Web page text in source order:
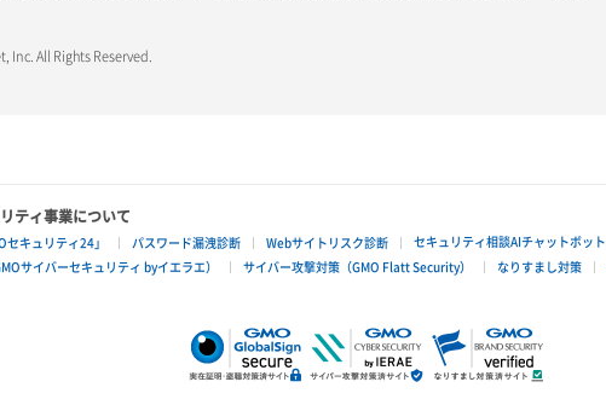
Inc. All Rights Reserved.
ティ事業について
キュリティ24」 パスワード漏洩診断 Webサイトリスク診断
セキュリティ相談AIチャットボット
サイバーセキュリティ byイエラエ） サイバー攻撃対策（GMO Flatt Security） なりすまし対策